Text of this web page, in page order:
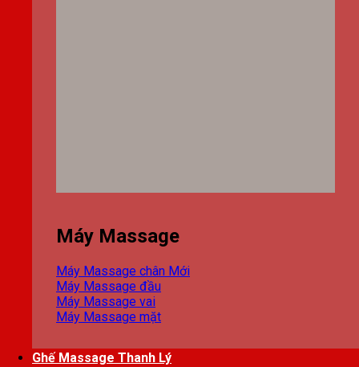
Máy Massage
Máy Massage chân
Máy Massage đầu
Máy Massage vai
Máy Massage mặt
Ghế Massage Thanh Lý